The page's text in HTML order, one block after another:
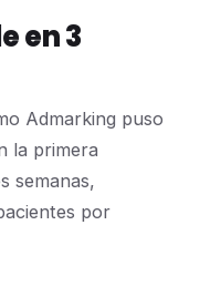
en 3
Admarking puso
la primera
semanas,
por